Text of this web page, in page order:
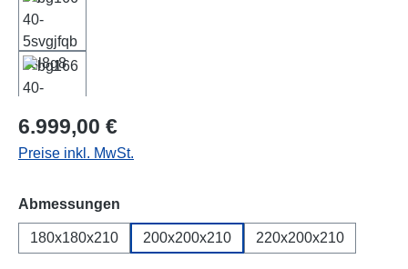
Regulärer Preis:
6.999,00 €
Preise inkl. MwSt.
Abmessungen
180x180x210 200x200x210 220x200x210